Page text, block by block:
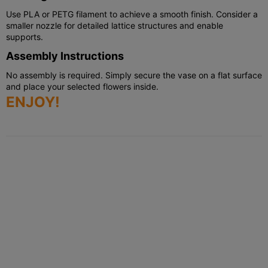
Use PLA or PETG filament to achieve a smooth finish. Consider a
smaller nozzle for detailed lattice structures and enable
supports.
Assembly Instructions
No assembly is required. Simply secure the vase on a flat surface
and place your selected flowers inside.
ENJOY!